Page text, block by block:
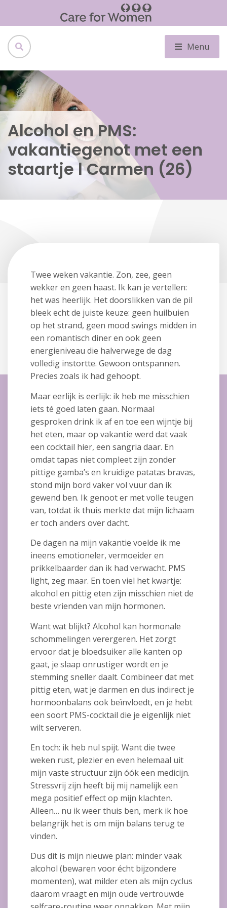
Menu
Alcohol en PMS:
vakantiegenot met een
staartje l Carmen (26)
Twee weken vakantie. Zon, zee, geen
wekker en geen haast. Ik kan je vertellen:
het was heerlijk. Het doorslikken van de pil
bleek echt de juiste keuze: geen huilbuien
op het strand, geen mood swings midden in
een romantisch diner en ook geen
energieniveau die halverwege de dag
volledig instortte. Gewoon ontspannen.
Precies zoals ik had gehoopt.
Maar eerlijk is eerlijk: ik heb me misschien
iets té goed laten gaan. Normaal
gesproken drink ik af en toe een wijntje bij
het eten, maar op vakantie werd dat vaak
een cocktail hier, een sangria daar. En
omdat tapas niet compleet zijn zonder
pittige gamba’s en kruidige patatas bravas,
stond mijn bord vaker vol vuur dan ik
gewend ben. Ik genoot er met volle teugen
van, totdat ik thuis merkte dat mijn lichaam
er toch anders over dacht.
De dagen na mijn vakantie voelde ik me
ineens emotioneler, vermoeider en
prikkelbaarder dan ik had verwacht. PMS
light, zeg maar. En toen viel het kwartje:
alcohol en pittig eten zijn misschien niet de
beste vrienden van mijn hormonen.
Want wat blijkt? Alcohol kan hormonale
schommelingen verergeren. Het zorgt
ervoor dat je bloedsuiker alle kanten op
gaat, je slaap onrustiger wordt en je
stemming sneller daalt. Combineer dat met
pittig eten, wat je darmen en dus indirect je
hormoonbalans ook beïnvloedt, en je hebt
een soort PMS-cocktail die je eigenlijk niet
wilt serveren.
En toch: ik heb nul spijt. Want die twee
weken rust, plezier en even helemaal uit
mijn vaste structuur zijn óók een medicijn.
Stressvrij zijn heeft bij mij namelijk een
mega positief effect op mijn klachten.
Alleen… nu ik weer thuis ben, merk ik hoe
belangrijk het is om mijn balans terug te
vinden.
Dus dit is mijn nieuwe plan: minder vaak
alcohol (bewaren voor écht bijzondere
momenten), wat milder eten als mijn cyclus
daarom vraagt en mijn oude vertrouwde